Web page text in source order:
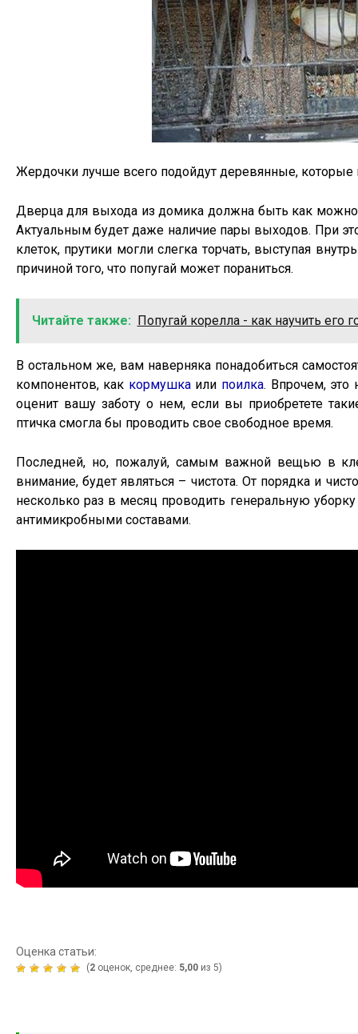
Жердочки лучше всего подойдут деревянные,
Дверца для выхода из домика должна быть как
Актуальным будет даже наличие пары выходов. При
клеток, прутики могли слегка торчать, выступая
причиной того, что попугай может пораниться.
Читайте также: Попугай корелла - как научить его
В остальном же, вам наверняка понадобиться
компонентов, как кормушкаили поилка. Впрочем, это
оценит вашу заботу о нем, если вы приобретете
птичка смогла бы проводить свое свободное время.
Последней, но, пожалуй, самым важной вещью в
внимание, будет являться – чистота. От порядка и
несколько раз в месяц проводить генеральную
антимикробными составами.
Оценка статьи:
(2оценок, среднее: 5,00из 5)